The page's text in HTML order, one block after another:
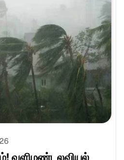
வளிமண்டலவியல்